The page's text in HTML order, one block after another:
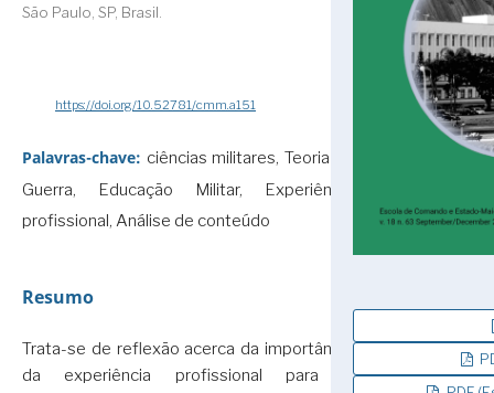
São Paulo, SP, Brasil.
https://doi.org/10.52781/cmm.a151
Palavras-chave: ciências militares, Teoria da
Guerra, Educação Militar, Experiência
profissional, Análise de conteúdo
Resumo
Trata-se de reflexão acerca da importância
da experiência profissional para o